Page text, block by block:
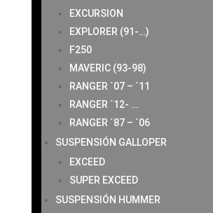
EXCURSION
EXPLORER (91-…)
F250
MAVERIC (93-98)
RANGER ´07 – ´11
RANGER ´12- …
RANGER ´87 – ´06
SUSPENSIÓN GALLOPER
EXCEED
SUPER EXCEED
SUSPENSIÓN HUMMER